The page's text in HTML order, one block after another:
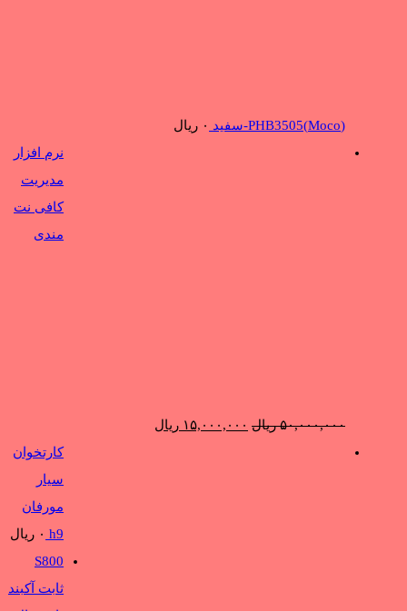
(Moco)PHB3505-سفید ۰ ریال
نرم افزار
مدیریت
کافی نت
مندی
۵۰,۰۰۰,۰۰۰ ریال قیمت
۱۵,۰۰۰,۰۰۰ ریال
کارتخوان
سیار
مورفان
h9 ۰ ریال
S800
ثابت آکبند